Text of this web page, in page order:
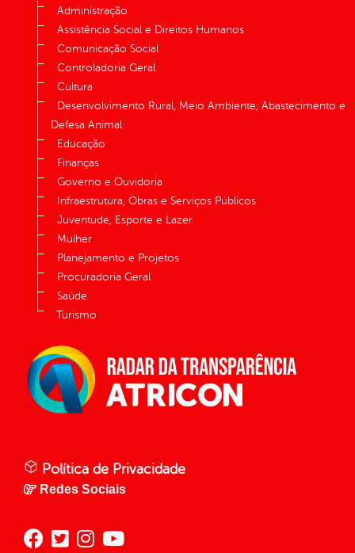
Administração
Assistência Social e Direitos Humanos
Comunicação Social
Controladoria Geral
Cultura
Desenvolvimento Rural, Meio Ambiente, Abastecimento e
Defesa Animal
Educação
Finanças
Governo e Ouvidoria
Infraestrutura, Obras e Serviços Públicos
Juventude, Esporte e Lazer
Mulher
Planejamento e Projetos
Procuradoria Geral
Saúde
Turismo
Política de Privacidade
Redes Sociais